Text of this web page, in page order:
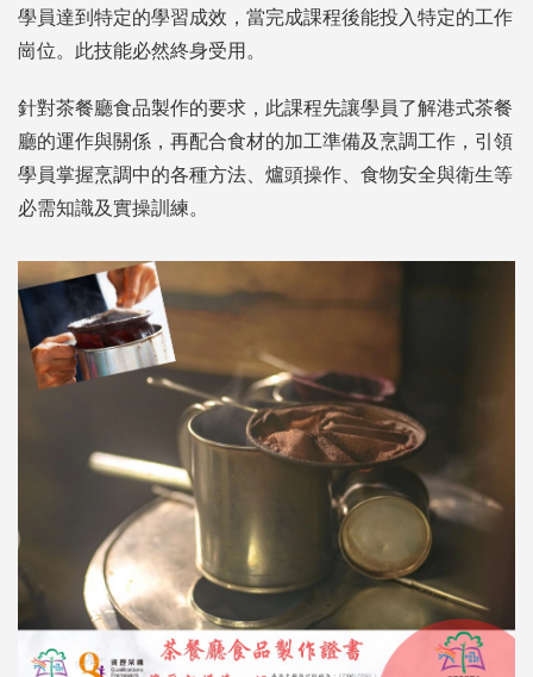
學員達到特定的學習成效，當完成課程後能投入特定的工作
崗位。此技能必然終身受用。
針對茶餐廳食品製作的要求，此課程先讓學員了解港式茶餐
廳的運作與關係，再配合食材的加工準備及烹調工作，引領
學員掌握烹調中的各種方法、爐頭操作、食物安全與衛生等
必需知識及實操訓練。